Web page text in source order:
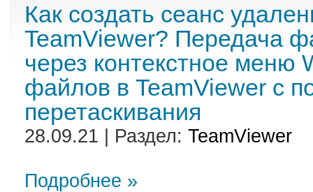
Как создать сеанс
TeamViewer? Передача
через контекстное меню
файлов в TeamViewer с
перетаскивания
28.09.21 | Раздел: TeamViewer
Подробнее »